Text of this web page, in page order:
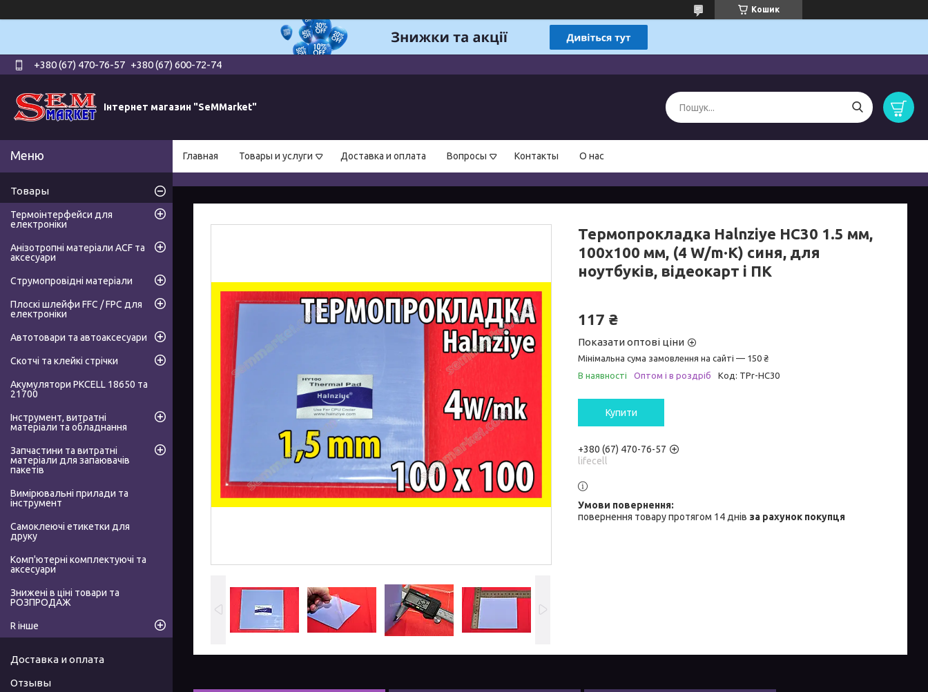
Кошик
+380 (67) 470-76-57 +380 (67) 600-72-74
Інтернет магазин "SeMMarket"
Главная Товары и услуги Доставка и оплата Вопросы Контакты О нас
Термопрокладка Halnziye HC30 1.5 мм,
100x100 мм, (4 W/m·K) синя, для
ноутбуків, відеокарт і ПК
117 ₴
Показати оптові ціни
Мінімальна сума замовлення на сайті — 150 ₴
В наявності
Оптом і в роздріб Код: TPr-HC30
Купити
+380 (67) 470-76-57
lifecell
повернення товару протягом 14 днів за рахунок покупця
Товары
Термоінтерфейси для
електроніки
Анізотропні матеріали ACF та
аксесуари
Струмопровідні матеріали
Плоскі шлейфи FFC / FPC для
електроніки
Автотовари та автоаксесуари
Скотчі та клейкі стрічки
Акумулятори PKCELL 18650 та
21700
Інструмент, витратні
матеріали та обладнання
Запчастини та витратні
матеріали для запаювачів
пакетів
Вимірювальні прилади та
інструмент
Самоклеючі етикетки для
друку
Комп'ютерні комплектуючі та
аксесуари
Знижені в ціні товари та
РОЗПРОДАЖ
R інше
Доставка и оплата
Отзывы